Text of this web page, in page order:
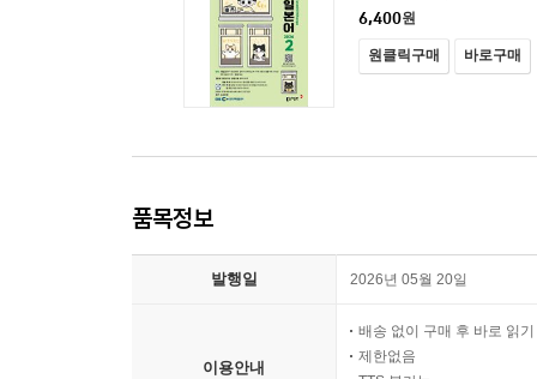
6,400원
원클릭구매 바로구매
품목정보
발행일 2026년 05월 20일
이용안내
배송 없이 구매 후 바로 읽기
제한없음